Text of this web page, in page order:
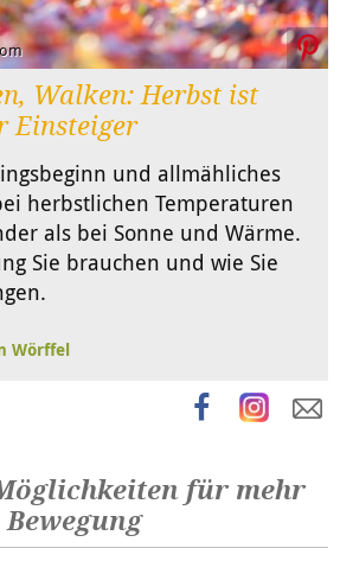
Walken: Herbst ist
Einsteiger
und allmähliches
herbstlichen Temperaturen
als bei Sonne und Wärme.
Sie brauchen und wie Sie
Wörffel
für mehr
Bewegung